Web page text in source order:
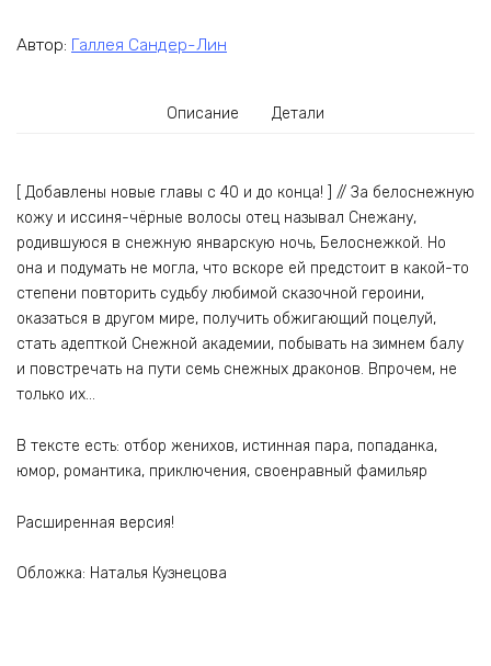
Автор: Галлея Сандер-Лин
Описание Детали
[ Добавлены новые главы с 40 и до конца! ] // За белоснежную
кожу и иссиня-чёрные волосы отец называл Снежану,
родившуюся в снежную январскую ночь, Белоснежкой. Но
она и подумать не могла, что вскоре ей предстоит в какой-то
степени повторить судьбу любимой сказочной героини,
оказаться в другом мире, получить обжигающий поцелуй,
стать адепткой Снежной академии, побывать на зимнем балу
и повстречать на пути семь снежных драконов. Впрочем, не
только их…
В тексте есть: отбор женихов, истинная пара, попаданка,
юмор, романтика, приключения, своенравный фамильяр
Расширенная версия!
Обложка: Наталья Кузнецова